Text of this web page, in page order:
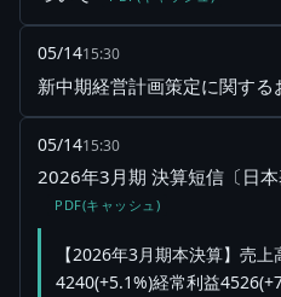
05/1415:30
新中期経営計画策定に関する
05/1415:30
2026年3月期 決算短信〔日
PDF(キャッシュ)
【2026年3月期本決算】売
4240(+5.1%)経常利益